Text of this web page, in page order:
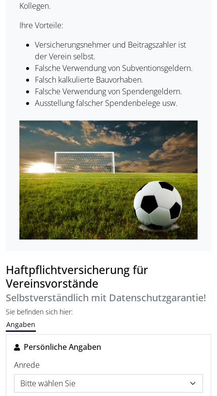
Kollegen.
Ihre Vorteile:
Versicherungsnehmer und Beitragszahler ist
der Verein selbst.
Falsche Verwendung von Subventionsgeldern.
Falsch kalkulierte Bauvorhaben.
Falsche Verwendung von Spendengeldern.
Ausstellung falscher Spendenbelege usw.
Haftpflichtversicherung für
Vereinsvorstände
Selbstverständlich mit Datenschutzgarantie!
Sie befinden sich hier:
Angaben
Persönliche Angaben
Anrede